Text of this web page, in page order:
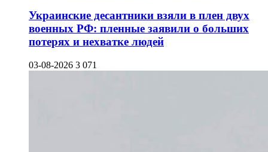
Украинские десантники взяли в плен двух
военных РФ: пленные заявили о больших
потерях и нехватке людей
03-08-2026 3 071